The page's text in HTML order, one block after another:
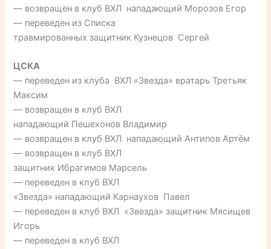
— возвращен в клуб ВХЛ нападающий Морозов Егор
— переведен из Списка
травмированных защитник Кузнецов Сергей
ЦСКА
— переведен из клуба ВХЛ «Звезда» вратарь Третьяк
Максим
— возвращен в клуб ВХЛ
нападающий Пешехонов Владимир
— возвращен в клуб ВХЛ нападающий Антипов Артём
— возвращен в клуб ВХЛ
защитник Ибрагимов Марсель
— переведен в клуб ВХЛ
«Звезда» нападающий Карнаухов Павел
— переведен в клуб ВХЛ «Звезда» защитник Мясищев
Игорь
— переведен в клуб ВХЛ